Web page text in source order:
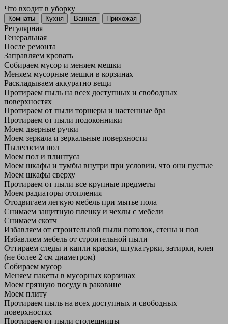
Что входит в уборку
Регу­лярная
Гене­ральная
После ремонта
Заправляем кровать
Собираем мусор и меняем мешки
Меняем мусорные мешки в корзинах
Раскладываем аккуратно вещи
Протираем пыль на всех доступных и свободных
поверхностях
Протираем от пыли торшеры и настенные бра
Протираем от пыли подоконники
Моем дверные ручки
Моем зеркала и зеркальные поверхности
Пылесосим пол
Моем пол и плинтуса
Моем шкафы и тумбы внутри при условии, что они пустые
Моем шкафы сверху
Протираем от пыли все крупные предметы
Моем радиаторы отопления
Отодвигаем легкую мебель при мытье пола
Снимаем защитную пленку и чехлы с мебели
Снимаем скотч
Избавляем от строительной пыли потолок, стены и пол
Избавляем мебель от строительной пыли
Оттираем следы и капли краски, штукатурки, затирки, клея
(не более 2 см диаметром)
Собираем мусор
Меняем пакеты в мусорных корзинах
Моем грязную посуду в раковине
Моем плиту
Протираем пыль на всех доступных и свободных
поверхностях
Протираем от пыли столешницы